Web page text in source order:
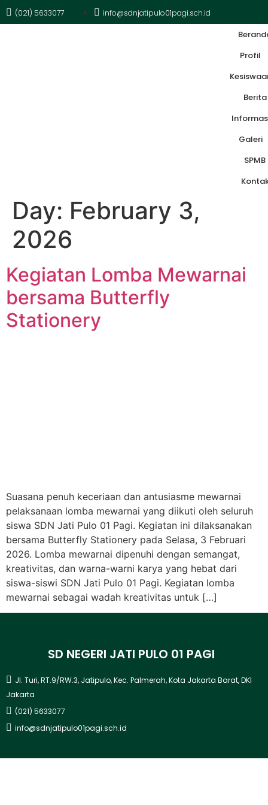
(021) 5633077 info@sdnjatipulo01pagi.sch.id
Profil
Berita
Galeri
SPMB
Day: February 3,
2026
Kegiatan Lomba Mewarnai
bersama Butterfly
Stationery
Suasana penuh keceriaan dan antusiasme mewarnai
pelaksanaan lomba mewarnai yang diikuti oleh seluruh
siswa SDN Jati Pulo 01 Pagi. Kegiatan ini dilaksanakan
bersama Butterfly Stationery pada Selasa, 3 Februari
2026. Lomba mewarnai dipenuhi dengan semangat,
kreativitas, dan warna-warni karya yang hebat dari
siswa-siswi SDN Jati Pulo 01 Pagi. Kegiatan lomba
mewarnai sebagai wadah kreativitas untuk […]
SD NEGERI JATI PULO 01 PAGI
Jl. Turi, RT.9/RW.3, Jatipulo, Kec. Palmerah, Kota Jakarta Barat, DKI
Jakarta
(021) 5633077
info@sdnjatipulo01pagi.sch.id